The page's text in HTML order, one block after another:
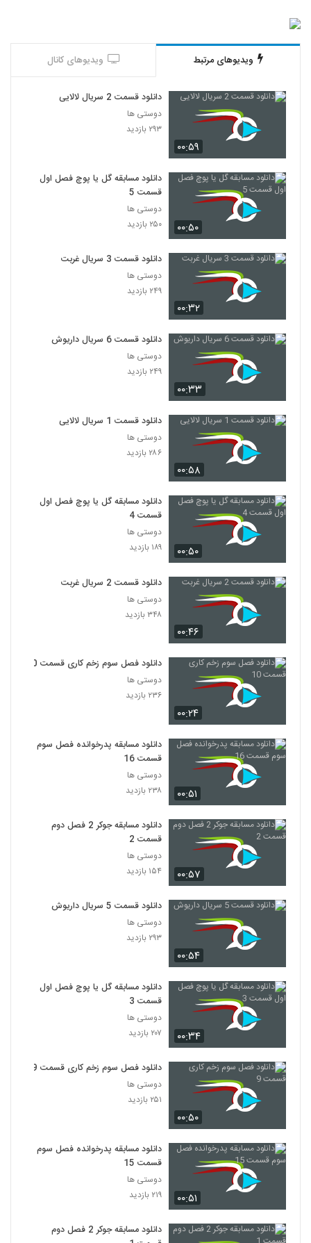
ویدیوهای مرتبط ویدیوهای کانال
۰۰:۵۹
دانلود قسمت 2 سریال لالایی
دوستی ها
۲۹۳ بازدید
۰۰:۵۰
دانلود مسابقه گل یا پوچ فصل اول
قسمت 5
دوستی ها
۲۵۰ بازدید
۰۰:۳۲
دانلود قسمت 3 سریال غربت
دوستی ها
۲۴۹ بازدید
۰۰:۳۳
دانلود قسمت 6 سریال داریوش
دوستی ها
۲۴۹ بازدید
۰۰:۵۸
دانلود قسمت 1 سریال لالایی
دوستی ها
۲۸۶ بازدید
۰۰:۵۰
دانلود مسابقه گل یا پوچ فصل اول
قسمت 4
دوستی ها
۱۸۹ بازدید
۰۰:۴۶
دانلود قسمت 2 سریال غربت
دوستی ها
۳۴۸ بازدید
۰۰:۲۴
دانلود فصل سوم زخم کاری قسمت 10
دوستی ها
۲۳۶ بازدید
۰۰:۵۱
دانلود مسابقه پدرخوانده فصل سوم
قسمت 16
دوستی ها
۲۳۸ بازدید
۰۰:۵۷
دانلود مسابقه جوکر 2 فصل دوم
قسمت 2
دوستی ها
۱۵۴ بازدید
۰۰:۵۴
دانلود قسمت 5 سریال داریوش
دوستی ها
۲۹۳ بازدید
۰۰:۳۴
دانلود مسابقه گل یا پوچ فصل اول
قسمت 3
دوستی ها
۲۰۷ بازدید
۰۰:۵۰
دانلود فصل سوم زخم کاری قسمت 9
دوستی ها
۲۵۱ بازدید
۰۰:۵۱
دانلود مسابقه پدرخوانده فصل سوم
قسمت 15
دوستی ها
۲۱۹ بازدید
دانلود مسابقه جوکر 2 فصل دوم